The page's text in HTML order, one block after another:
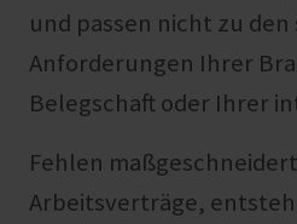
und passen nicht zu
Anforderungen Ihrer
Belegschaft oder Ihrer
Fehlen
Arbeitsverträge,